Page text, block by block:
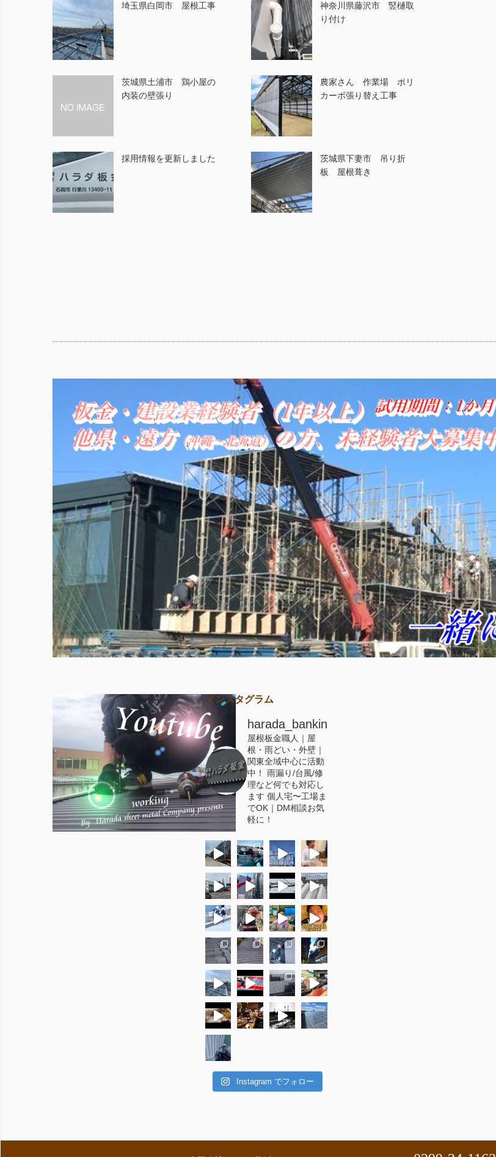
埼玉県白岡市 屋根工事
神奈川県藤沢市 竪樋取
り付け
茨城県土浦市 鶏小屋の
内装の壁張り
農家さん 作業場 ポリ
カーボ張り替え工事
採用情報を更新しました
茨城県下妻市 吊り折
板 屋根葺き
インスタグラム
harada_bankin
屋根板金職人｜屋
根・雨どい・外壁｜
関東全域中心に活動
中！
雨漏り/台風/修
理など何でも対応し
ます 個人宅〜工場ま
でOK｜DM相談お気
軽に！
Instagram でフォロー